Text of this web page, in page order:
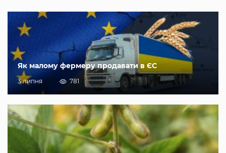
Як малому фермеру продавати в ЄС
3 липня 781